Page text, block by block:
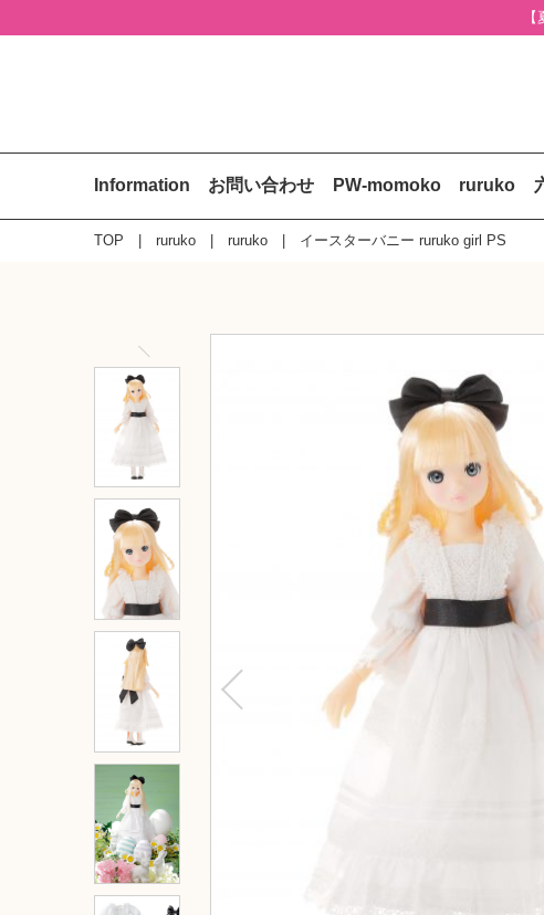
Information お問い合わせ PW-momoko ruruko
TOP ruruko ruruko イースターバニー ruruko girl PS